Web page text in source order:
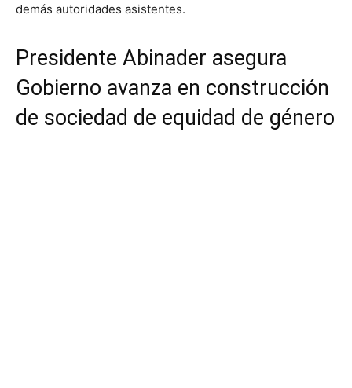
demás autoridades asistentes.
Presidente Abinader asegura
Gobierno avanza en construcción
de sociedad de equidad de género